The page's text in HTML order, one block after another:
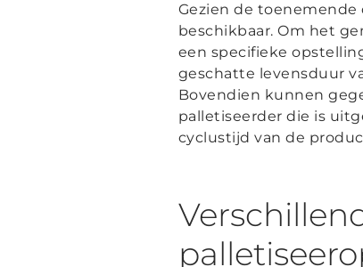
Gezien de
beschikbaar. Om het
een specifieke
geschatte levensduur
Bovendien kunnen
palletiseerder die is
cyclustijd van de